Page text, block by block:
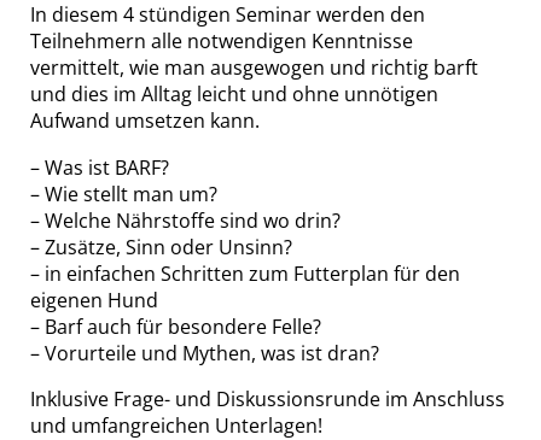
In diesem 4 stündigen Seminar werden den
Teilnehmern alle notwendigen Kenntnisse
vermittelt, wie man ausgewogen und richtig barft
und dies im Alltag leicht und ohne unnötigen
Aufwand umsetzen kann.
– Was ist BARF?
– Wie stellt man um?
– Welche Nährstoffe sind wo drin?
– Zusätze, Sinn oder Unsinn?
– in einfachen Schritten zum Futterplan für den
eigenen Hund
– Barf auch für besondere Felle?
– Vorurteile und Mythen, was ist dran?
Inklusive Frage- und Diskussionsrunde im Anschluss
und umfangreichen Unterlagen!​